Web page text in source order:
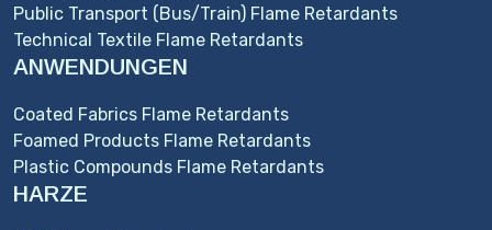
Public Transport (Bus/Train) Flame Retardants
Technical Textile Flame Retardants
ANWENDUNGEN
Coated Fabrics Flame Retardants
Foamed Products Flame Retardants
Plastic Compounds Flame Retardants
HARZE